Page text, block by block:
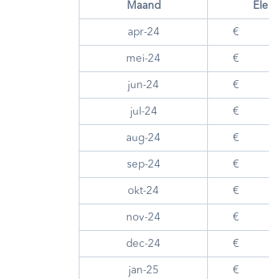
Maand
apr-24 €
mei-24 €
jun-24 €
jul-24 €
aug-24 €
sep-24 €
okt-24 €
nov-24 €
dec-24 €
jan-25 €